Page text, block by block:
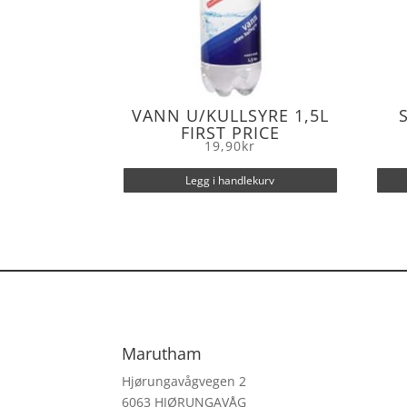
VANN U/KULLSYRE 1,5L
FIRST PRICE
19,90kr
Legg i handlekurv
Marutham
Hjørungavågvegen 2
6063 HJØRUNGAVÅG